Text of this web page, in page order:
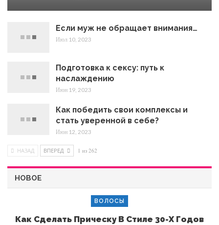
Если муж не обращает внимания…
Июл 10, 2023
Подготовка к сексу: путь к
наслаждению
Июн 19, 2023
Как победить свои комплексы и
стать уверенной в себе?
Июн 12, 2023
НАЗАД ВПЕРЕД 1 из 262
НОВОЕ
ВОЛОСЫ
Как Сделать Прическу В Стиле 30-Х Годов